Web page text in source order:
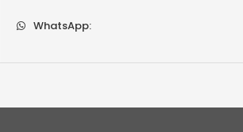
WhatsApp: